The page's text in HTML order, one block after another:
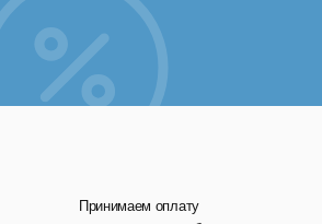
Принимаем оплату